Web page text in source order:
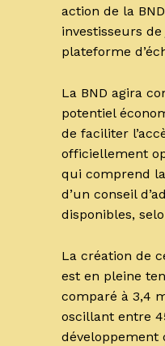
action de la
investisseurs
plateforme
La BND agira
potentiel
de faciliter
officiellement
qui comprend
d’un conseil
disponibles,
La création de
est en pleine
comparé à 3,4
oscillant entre
développement